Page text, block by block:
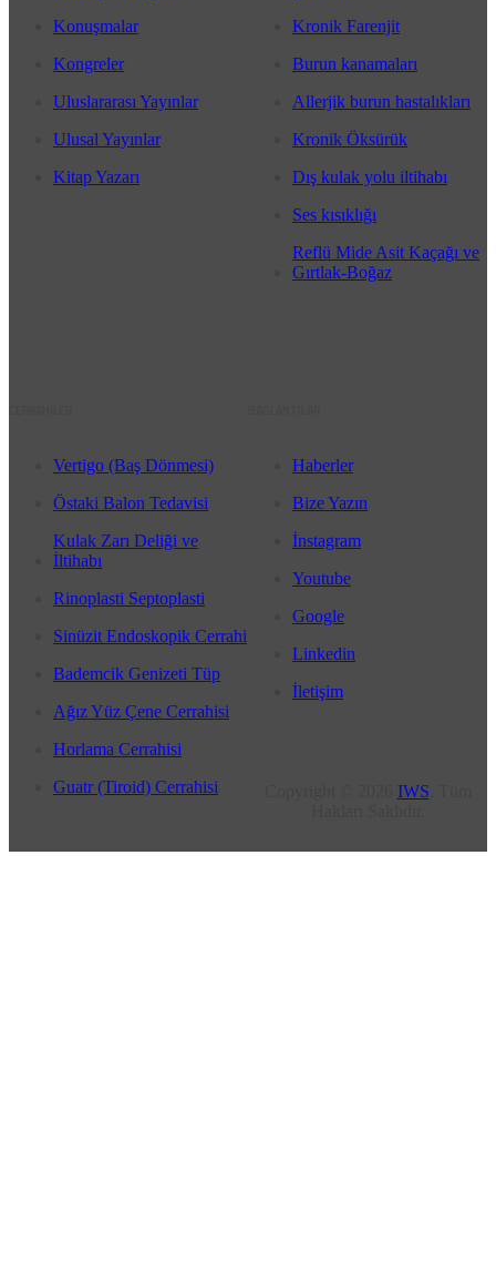
Konuşmalar
Kongreler
Uluslararası Yayınlar
Ulusal Yayınlar
Kitap Yazarı
Kronik Farenjit
Burun kanamaları
Allerjik burun hastalıkları
Kronik Öksürük
Dış kulak yolu iltihabı
Ses kısıklığı
Reflü Mide Asit Kaçağı ve
Gırtlak-Boğaz
Vertigo (Baş Dönmesi)
Östaki Balon Tedavisi
Kulak Zarı Deliği ve
İltihabı
Rinoplasti Septoplasti
Sinüzit Endoskopik Cerrahi
Bademcik Genizeti Tüp
Ağız Yüz Çene Cerrahisi
Horlama Cerrahisi
Guatr (Tiroid) Cerrahisi
Haberler
Bize Yazın
İnstagram
Youtube
Google
Linkedin
İletişim
IWS